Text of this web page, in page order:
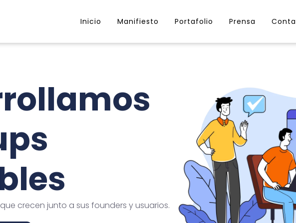
Inicio Manifiesto Portafolio Prensa
crecen junto a sus founders y usuarios.